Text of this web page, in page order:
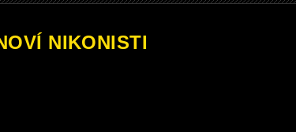
NIKONISTI